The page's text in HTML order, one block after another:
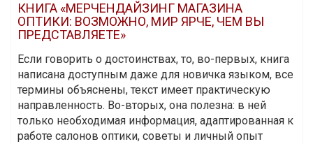
КНИГА «МЕРЧЕНДАЙЗИНГ МАГАЗИНА
ОПТИКИ: ВОЗМОЖНО, МИР ЯРЧЕ, ЧЕМ ВЫ
ПРЕДСТАВЛЯЕТЕ»
Если говорить о достоинствах, то, во-первых, книга
написана доступным даже для новичка языком, все
термины объяснены, текст имеет практическую
направленность. Во-вторых, она полезна: в ней
только необходимая информация, адаптированная к
работе салонов оптики, советы и личный опыт